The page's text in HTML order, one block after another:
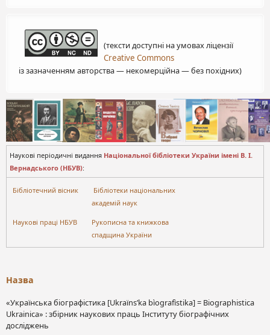
(тексти доступні на умовах ліцензії
Creative Commons
із зазначенням авторства — некомерційна — без похідних)
Наукові періодичні видання Національної бібліотеки України імені В. І.
Вернадського (НБУВ):
Бібліотечний вісник
Бібліотеки національних
академій наук
Наукові праці НБУВ
Рукописна та книжкова
спадщина України
Назва
«Українська біографістика [Ukraïnsʹka bìografìstika] = Biographistica
Ukrainica» : збірник наукових праць Інституту біографічних
досліджень